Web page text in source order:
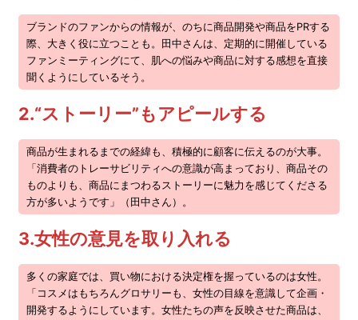
ブランドのファンからの情報が、のちに商品開発や商品をPRする
際、大きく役に立つことも。田中さんは、定期的に開催している
ファンミーティングにて、肌への悩みや商品に対する感想を直接
聞くようにしているそう。
2.“ストーリー”もアピールする
商品が生まれるまでの経緯も、積極的に顧客に伝えるのが大事。
「消費者のトレーサビリティへの意識が高まっており、商品その
ものよりも、商品にまつわるストーリーに魅力を感じてくださる
方が多いようです」（田中さん）。
3.女性の意見を取り入れる
多くの家庭では、買い物における決定権を握っているのは女性。
「コスメはもちろんグロサリーも、女性の目線を意識して企画・
開発するようにしています。女性たちの声を反映させた商品は、